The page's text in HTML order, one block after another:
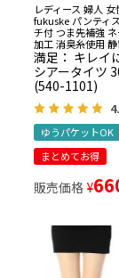
レディース 婦人
fukuske パンティ
チ付 つま先補強
加工 消臭糸使用
満足： キレイ
シアータイツ
(540-1101)
ゆうパケットOK
まとめてお得
販売価格 ¥